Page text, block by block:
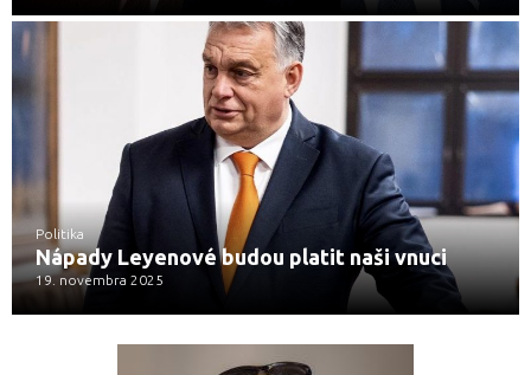
Politika
Nápady Leyenové budou platit naši vnuci
19. novembra 2025